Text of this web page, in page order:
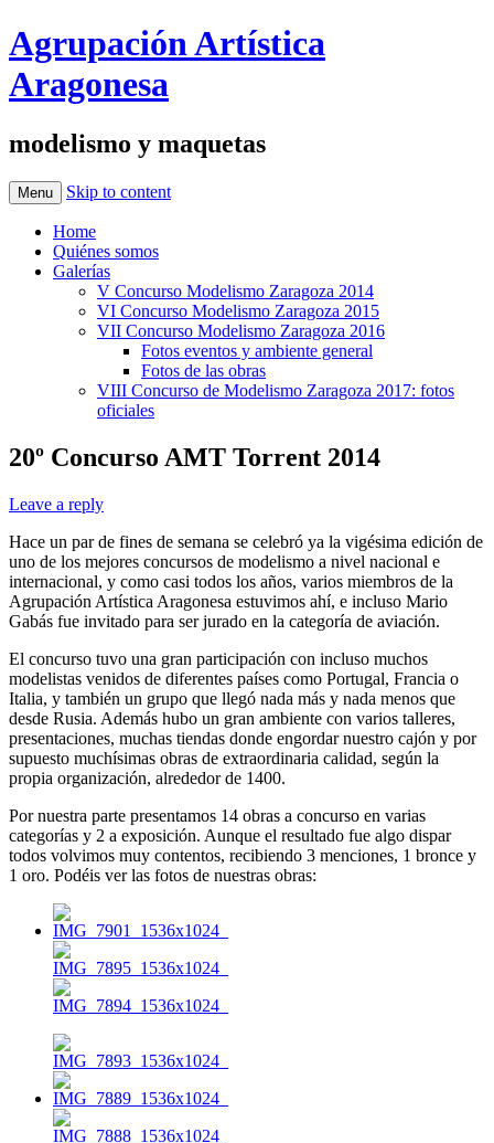
Agrupación Artística
Aragonesa
modelismo y maquetas
Menu Skip to content
Home
Quiénes somos
Galerías
V Concurso Modelismo Zaragoza 2014
VI Concurso Modelismo Zaragoza 2015
VII Concurso Modelismo Zaragoza 2016
Fotos eventos y ambiente general
Fotos de las obras
VIII Concurso de Modelismo Zaragoza 2017: fotos
oficiales
20º Concurso AMT Torrent 2014
Leave a reply
Hace un par de fines de semana se celebró ya la vigésima edición de
uno de los mejores concursos de modelismo a nivel nacional e
internacional, y como casi todos los años, varios miembros de la
Agrupación Artística Aragonesa estuvimos ahí, e incluso Mario
Gabás fue invitado para ser jurado en la categoría de aviación.
El concurso tuvo una gran participación con incluso muchos
modelistas venidos de diferentes países como Portugal, Francia o
Italia, y también un grupo que llegó nada más y nada menos que
desde Rusia. Además hubo un gran ambiente con varios talleres,
presentaciones, muchas tiendas donde engordar nuestro cajón y por
supuesto muchísimas obras de extraordinaria calidad, según la
propia organización, alrededor de 1400.
Por nuestra parte presentamos 14 obras a concurso en varias
categorías y 2 a exposición. Aunque el resultado fue algo dispar
todos volvimos muy contentos, recibiendo 3 menciones, 1 bronce y
1 oro. Podéis ver las fotos de nuestras obras: